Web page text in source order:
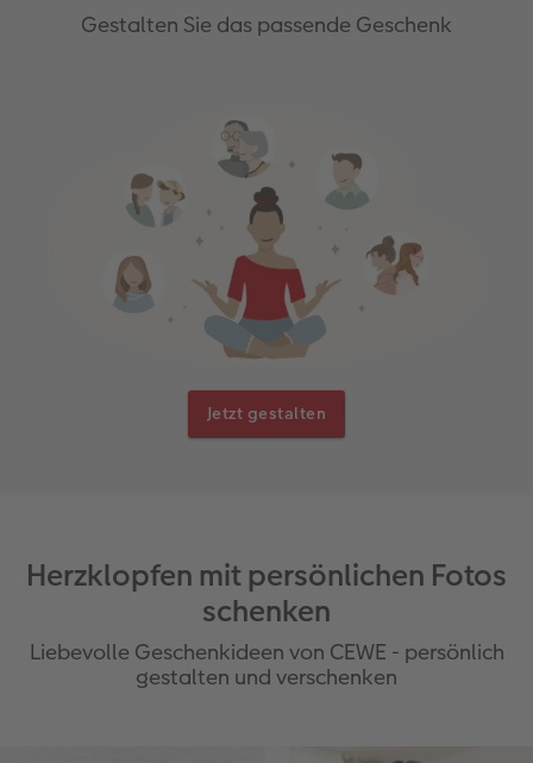
Gestalten Sie das passende Geschenk
Jetzt gestalten
Herzklopfen mit persönlichen Fotos
schenken
Liebevolle Geschenkideen von CEWE - persönlich
gestalten und verschenken